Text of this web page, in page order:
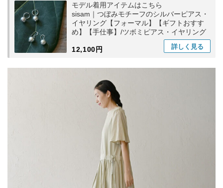
モデル着用アイテムはこちら
sisam｜つぼみモチーフのシルバーピアス・
イヤリング【フォーマル】【ギフトおすす
め】【手仕事】/ツボミピアス・イヤリング
12,100円 詳しく 見る